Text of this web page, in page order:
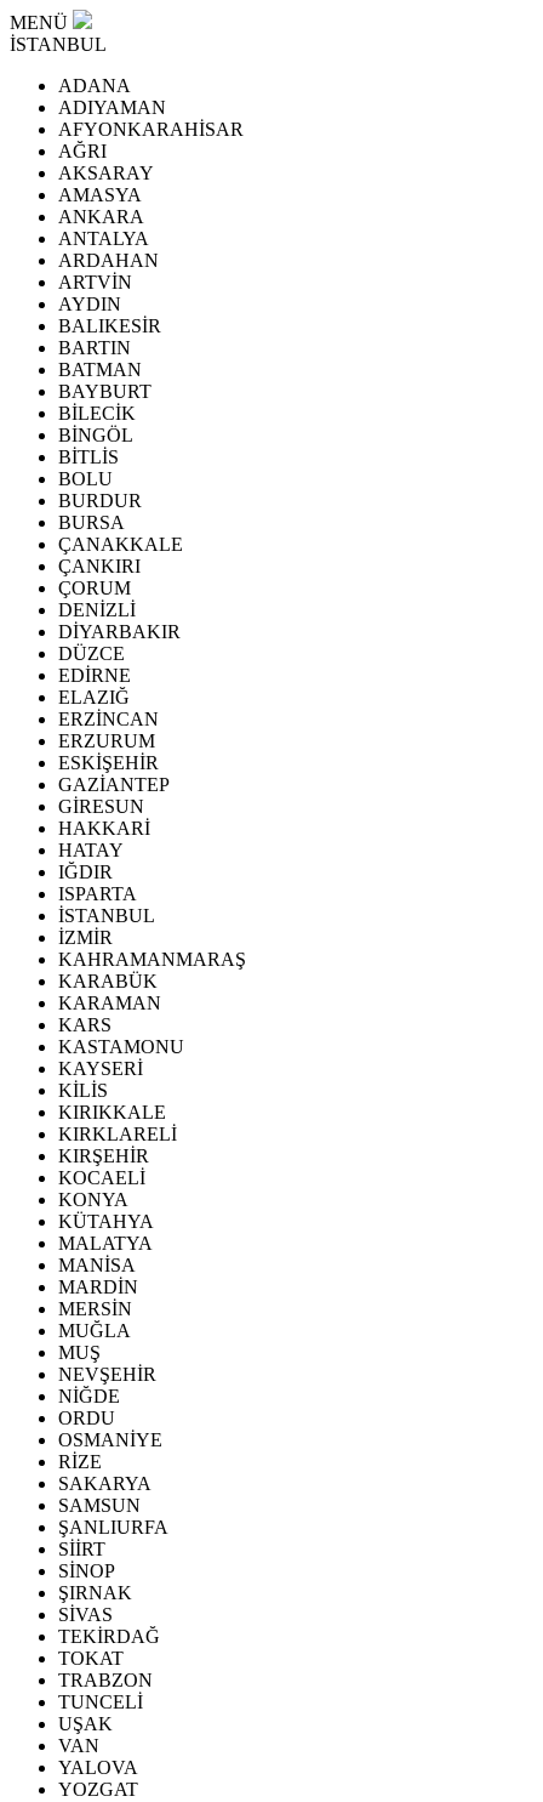
MENÜ
İSTANBUL
ADANA
ADIYAMAN
AFYONKARAHİSAR
AĞRI
AKSARAY
AMASYA
ANKARA
ANTALYA
ARDAHAN
ARTVİN
AYDIN
BALIKESİR
BARTIN
BATMAN
BAYBURT
BİLECİK
BİNGÖL
BİTLİS
BOLU
BURDUR
BURSA
ÇANAKKALE
ÇANKIRI
ÇORUM
DENİZLİ
DİYARBAKIR
DÜZCE
EDİRNE
ELAZIĞ
ERZİNCAN
ERZURUM
ESKİŞEHİR
GAZİANTEP
GİRESUN
HAKKARİ
HATAY
IĞDIR
ISPARTA
İSTANBUL
İZMİR
KAHRAMANMARAŞ
KARABÜK
KARAMAN
KARS
KASTAMONU
KAYSERİ
KİLİS
KIRIKKALE
KIRKLARELİ
KIRŞEHİR
KOCAELİ
KONYA
KÜTAHYA
MALATYA
MANİSA
MARDİN
MERSİN
MUĞLA
MUŞ
NEVŞEHİR
NİĞDE
ORDU
OSMANİYE
RİZE
SAKARYA
SAMSUN
ŞANLIURFA
SİİRT
SİNOP
ŞIRNAK
SİVAS
TEKİRDAĞ
TOKAT
TRABZON
TUNCELİ
UŞAK
VAN
YALOVA
YOZGAT